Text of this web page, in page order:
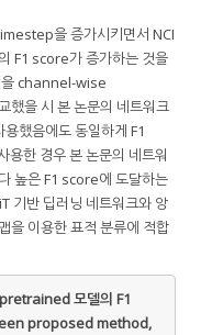
을 증가시키면서 NCI
F1 score가 증가하는 것을
을 channel-wise
을 시 본 논문의 네트워크
했음에도 동일하게 F1
한 경우 본 논문의 네트워
높은 F1 score에 도달하는
기반 딥러닝 네트워크와 앙
을 이용한 표적 분류에 적합
모델의 F1
proposed method,